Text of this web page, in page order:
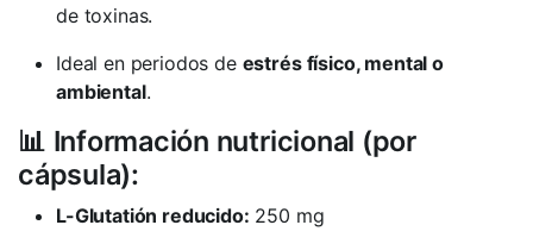
de toxinas.
Ideal en periodos de estrés físico, mental o
ambiental.
📊 Información nutricional (por
cápsula):
L-Glutatión reducido: 250 mg